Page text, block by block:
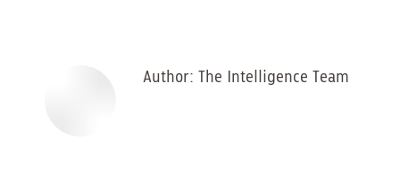
Author: The Intelligence Team